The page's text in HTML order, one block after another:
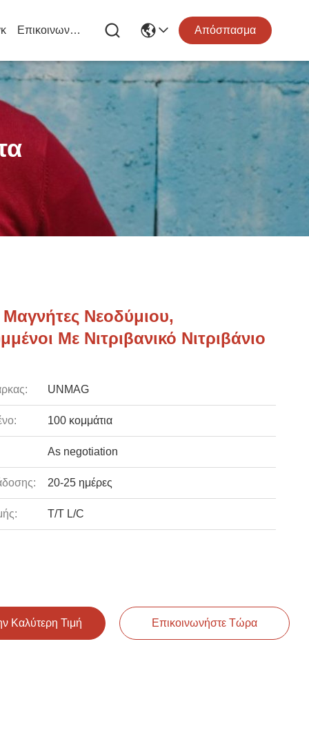
Επικοινωνήστε Μαζί Μας Απόσπασμα
Μαγνήτες Νεοδύμιου,
Με Νιτριβανικό Νιτριβάνιο
UNMAG
100 κομμάτια
As negotiation
20-25 ημέρες
T/T L/C
Καλύτερη Τιμή Επικοινωνήστε Τώρα